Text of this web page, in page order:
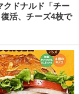
クドナルド「チー
活、チーズ4枚で